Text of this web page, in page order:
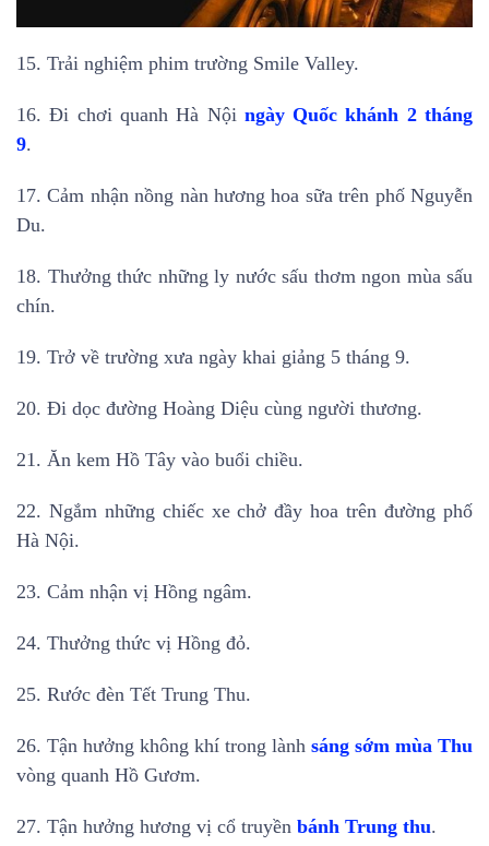
15. Trải nghiệm phim trường Smile Valley.
16. Đi chơi quanh Hà Nội ngày Quốc khánh 2 tháng
9.
17. Cảm nhận nồng nàn hương hoa sữa trên phố Nguyễn
Du.
18. Thưởng thức những ly nước sấu thơm ngon mùa sấu
chín.
19. Trở về trường xưa ngày khai giảng 5 tháng 9.
20. Đi dọc đường Hoàng Diệu cùng người thương.
21. Ăn kem Hồ Tây vào buổi chiều.
22. Ngắm những chiếc xe chở đầy hoa trên đường phố
Hà Nội.
23. Cảm nhận vị Hồng ngâm.
24. Thưởng thức vị Hồng đỏ.
25. Rước đèn Tết Trung Thu.
26. Tận hưởng không khí trong lành sáng sớm mùa Thu
vòng quanh Hồ Gươm.
27. Tận hưởng hương vị cổ truyền bánh Trung thu.